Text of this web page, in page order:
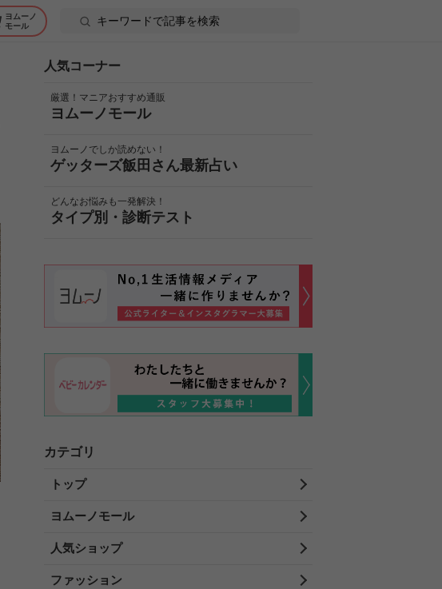
ヨムーノ
モール
人気コーナー
厳選！マニアおすすめ通販
ヨムーノモール
ヨムーノでしか読めない！
ゲッターズ飯田さん最新占い
どんなお悩みも一発解決！
タイプ別・診断テスト
カテゴリ
トップ
ヨムーノモール
人気ショップ
ファッション